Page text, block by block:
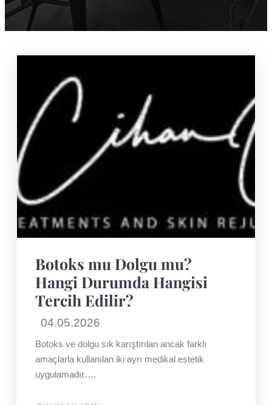
Botoks mu Dolgu mu?
Hangi Durumda Hangisi
Tercih Edilir?
04.05.2026
Botoks ve dolgu sık karıştırılan ancak farklı
amaçlarla kullanılan iki ayrı medikal estetik
uygulamadır….